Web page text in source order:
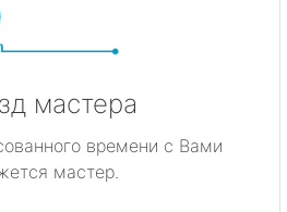
мастера
времени с Вами
мастер.